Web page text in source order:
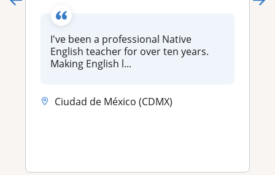
I've been a professional Native
English teacher for over ten years.
Making English l...
Ciudad de México (CDMX)